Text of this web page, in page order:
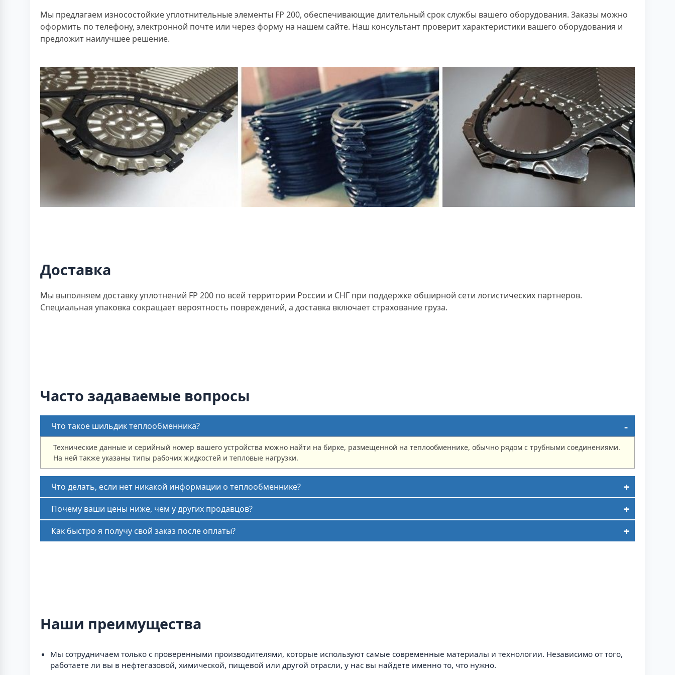
Мы предлагаем износостойкие уплотнительные элементы FP 200, обеспечивающие длительный срок службы вашего оборудования. Заказы можно
оформить по телефону, электронной почте или через форму на нашем сайте. Наш консультант проверит характеристики вашего оборудования и
предложит наилучшее решение.
Доставка
Мы выполняем доставку уплотнений FP 200 по всей территории России и СНГ при поддержке обширной сети логистических партнеров.
Специальная упаковка сокращает вероятность повреждений, а доставка включает страхование груза.
Часто задаваемые вопросы
Что такое шильдик теплообменника?
Технические данные и серийный номер вашего устройства можно найти на бирке, размещенной на теплообменнике, обычно рядом с трубными соединениями.
На ней также указаны типы рабочих жидкостей и тепловые нагрузки.
Что делать, если нет никакой информации о теплообменнике?
Почему ваши цены ниже, чем у других продавцов?
Как быстро я получу свой заказ после оплаты?
Наши преимущества
Мы сотрудничаем только с проверенными производителями, которые используют самые современные материалы и технологии. Независимо от того,
работаете ли вы в нефтегазовой, химической, пищевой или другой отрасли, у нас вы найдете именно то, что нужно.